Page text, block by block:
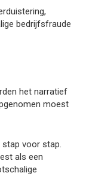
bedrijfsfraude
het narratief
moest
voor stap.
als een